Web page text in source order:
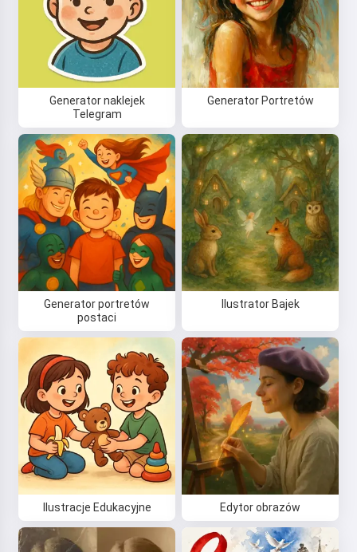
Generator naklejek
Telegram
Generator Portretów
Generator portretów
postaci
Ilustrator Bajek
Ilustracje Edukacyjne Edytor obrazów